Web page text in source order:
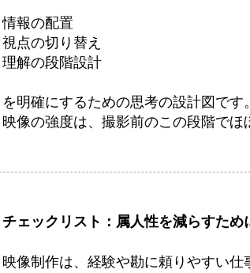
情報の配置
視点の切り替え
理解の段階設計
を明確にするための思考の設計図です。
映像の強度は、撮影前のこの段階でほ
チェックリスト：属人性を減らすた
映像制作は、経験や勘に頼りやすい仕